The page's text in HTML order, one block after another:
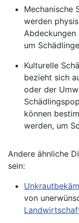
Mechanische
werden
Abdeckungen
um
Kulturelle
bezieht sich
oder der
können
werden, um
Andere ähnliche
sein:
von